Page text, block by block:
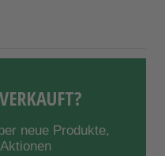
neue Produkte,